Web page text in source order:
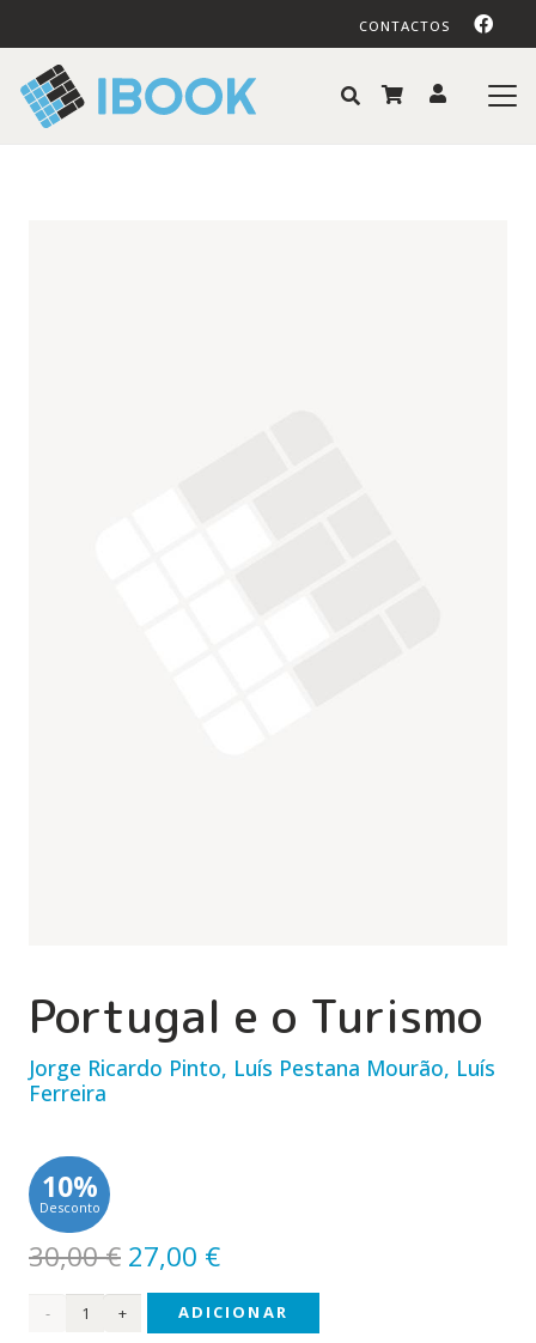
CONTACTOS
Portugal e o Turismo
Jorge Ricardo Pinto, Luís Pestana Mourão, Luís
Ferreira
10%
Desconto
30,00€ O
preço
original
27,00 €O
preço
atual
Quantidade
ADICIONAR